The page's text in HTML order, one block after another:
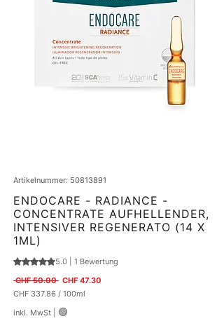
Artikelnummer: 50813891
ENDOCARE - RADIANCE -
CONCENTRATE AUFHELLENDER,
INTENSIVER REGENERATO (14 X
1ML)
Das Rating beträgt 5.0 von fünf Sternen, basierend auf 1
5.0 | 1 Bewertung
CHF 50.00 Standardpreis
CHF 47.30
CHF 337.86 / 100ml
pro
inkl. MwSt 🟢